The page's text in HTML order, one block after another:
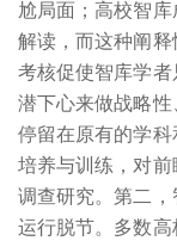
尬局面；高校智
解读，而这种阐
考核促使智库学
潜下心来做战略
停留在原有的学
培养与训练，对
调查研究。第二
运行脱节。多数